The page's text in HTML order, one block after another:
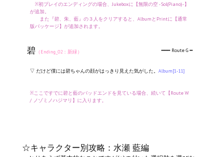
※初プレイのエンディングの場合、Jukeboxに【無限の空 -Sol(Piano)-】
が追加。
また『碧、朱、藍』の３人をクリアすると、AlbumとPrintに【通常
版パッケージ】が追加されます。
碧 （Ending_02：新緑） ━━━ Route G ━
▽ だけど僕には碧ちゃんの顔がはっきり見えた気がした。 Album[1-11]
※ここですでに碧と藍のバッドエンドを見ている場合、続いて【Route W
/ ノゾミノハジマリ】に入ります。
☆キャラクター別攻略：水瀬 藍編